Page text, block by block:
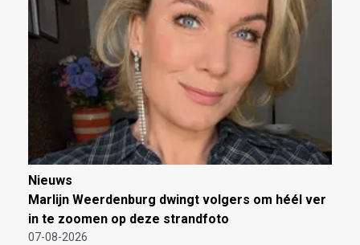
Nieuws
Marlijn Weerdenburg dwingt volgers om héél ver
in te zoomen op deze strandfoto
07-08-2026